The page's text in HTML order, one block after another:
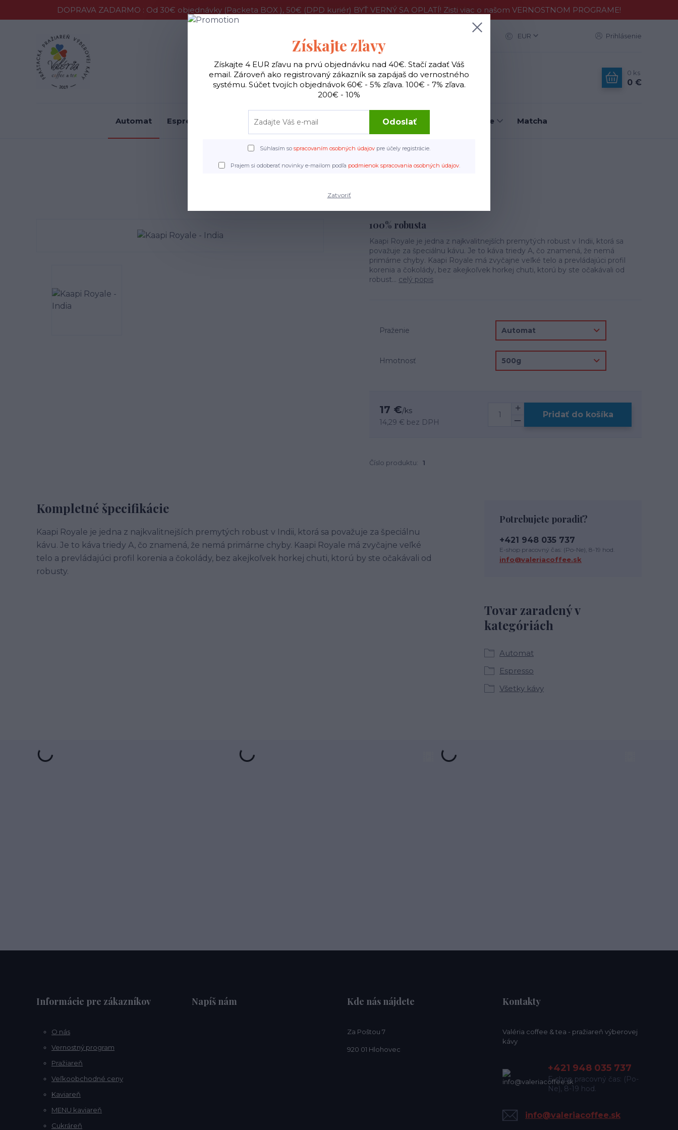
DOPRAVA ZADARMO : Od 30€ objednávky (Packeta BOX ), 50€ (DPD kuriér) BYŤ VERNÝ SA OPLATÍ! Zisti viac o našom VERNOSTNOM PROGRAME!
EUR Prihlásenie
Hľadať
0 ks
0 €
Automat Espresso Všetky kávy Príslušenstvo káva Hudobné nástroje Matcha
Úvod Automat Kaapi Royale - India
Kaapi Royale - India
100% robusta
Kaapi Royale je jedna z najkvalitnejších premytých robust v Indii, ktorá sa
považuje za špeciálnu kávu. Je to káva triedy A, čo znamená, že nemá
primárne chyby. Kaapi Royale má zvyčajne veľké telo a prevládajúci profil
korenia a čokolády, bez akejkoľvek horkej chuti, ktorú by ste očakávali od
robust... celý popis
Praženie
Hmotnosť
17 €/ks
14,29 € bez DPH
Pridať do košíka
Číslo produktu: 1
Kompletné špecifikácie
Kaapi Royale je jedna z najkvalitnejších premytých robust v Indii, ktorá sa považuje za špeciálnu
kávu. Je to káva triedy A, čo znamená, že nemá primárne chyby. Kaapi Royale má zvyčajne veľké
telo a prevládajúci profil korenia a čokolády, bez akejkoľvek horkej chuti, ktorú by ste očakávali od
robusty.
Tovar zaradený v
kategóriách
Automat
Espresso
Všetky kávy
Potrebujete poradiť?
+421 948 035 737
E-shop pracovný čas: (Po-Ne), 8-19 hod.
info@valeriacoffee.sk
Informácie pre zákazníkov
O nás
Vernostný program
Pražiareň
Veľkoobchodné ceny
Kaviareň
MENU kaviareň
Cukráreň
Napíš nám Kde nás nájdete
Za Poštou 7
920 01 Hlohovec
Kontakty
Valéria coffee & tea - pražiareň výberovej
kávy
+421 948 035 737
E-shop pracovný čas: (Po-
Ne), 8-19 hod.
info@valeriacoffee.sk
Získajte zľavy
Získajte 4 EUR zľavu na prvú objednávku nad 40€. Stačí zadať Váš
email. Zároveň ako registrovaný zákazník sa zapájaš do vernostného
systému. Súčet tvojích objednávok 60€ - 5% zľava. 100€ - 7% zľava.
200€ - 10%
Odoslať
Súhlasím so spracovaním osobných údajov pre účely registrácie.
Prajem si odoberať novinky e-mailom podľa podmienok spracovania osobných údajov.
Zatvoriť